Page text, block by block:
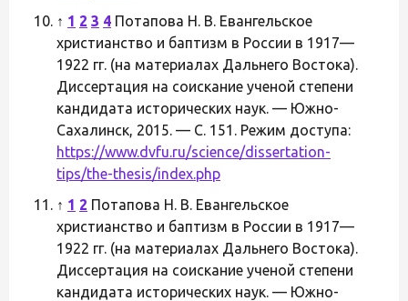
↑ 1 2 3 4 Потапова Н. В. Евангельское
христианство и баптизм в России в 1917—
1922 гг. (на материалах Дальнего Востока).
Диссертация на соискание ученой степени
кандидата исторических наук. — Южно-
Сахалинск, 2015. — С. 151. Режим доступа:
https://www.dvfu.ru/science/dissertation-
tips/the-thesis/index.php
↑ 1 2 Потапова Н. В. Евангельское
христианство и баптизм в России в 1917—
1922 гг. (на материалах Дальнего Востока).
Диссертация на соискание ученой степени
кандидата исторических наук. — Южно-